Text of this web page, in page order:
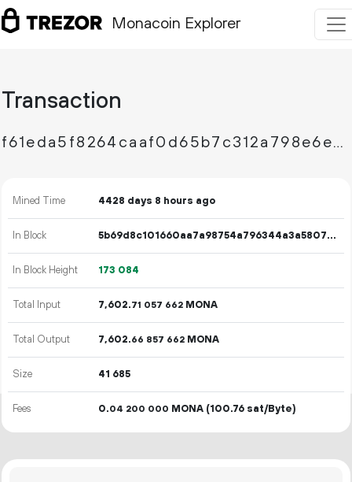
Monacoin Explorer
Transaction
f61eda5f8264caaf0d65b7c312a798e6ee531b3fd5ecff64110c5bfe1d60a058
Mined Time 4428 days 8 hours ago
In Block 5b69d8c101660aa7a98754a796344a3a5807f6578e777af4fe7259f7c7a9f859
In Block Height 173 084
Total Input 7 602.71 057 662 MONA
Total Output 7 602.66 857 662 MONA
Size 41 685
Fees 0.04 200 000 MONA (100.76 sat/Byte)